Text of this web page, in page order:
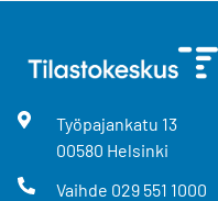
Työpajankatu 13
00580 Helsinki
Vaihde 029 551 1000